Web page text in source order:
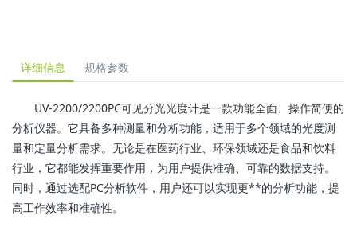
详细信息 规格参数
UV-2200/2200PC可见分光光度计是一款功能全面、操作简便的
分析仪器。它具备多种测量和分析功能，适用于多个领域的光度测
量和定量分析需求。无论是在医药行业、环保领域还是食品和饮料
行业，它都能发挥重要作用，为用户提供准确、可靠的数据支持。
同时，通过选配PC分析软件，用户还可以实现更**的分析功能，提
高工作效率和准确性。